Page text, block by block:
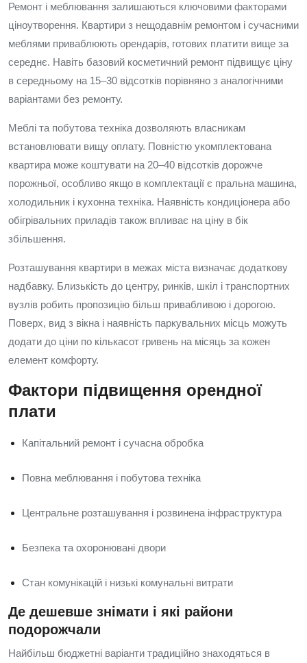
Ремонт і меблювання залишаються ключовими факторами
ціноутворення. Квартири з нещодавнім ремонтом і сучасними
меблями приваблюють орендарів, готових платити вище за
середнє. Навіть базовий косметичний ремонт підвищує ціну
в середньому на 15–30 відсотків порівняно з аналогічними
варіантами без ремонту.
Меблі та побутова техніка дозволяють власникам
встановлювати вищу оплату. Повністю укомплектована
квартира може коштувати на 20–40 відсотків дорожче
порожньої, особливо якщо в комплектації є пральна машина,
холодильник і кухонна техніка. Наявність кондиціонера або
обігрівальних приладів також впливає на ціну в бік
збільшення.
Розташування квартири в межах міста визначає додаткову
надбавку. Близькість до центру, ринків, шкіл і транспортних
вузлів робить пропозицію більш привабливою і дорогою.
Поверх, вид з вікна і наявність паркувальних місць можуть
додати до ціни по кількасот гривень на місяць за кожен
елемент комфорту.
Фактори підвищення орендної
плати
Капітальний ремонт і сучасна обробка
Повна меблювання і побутова техніка
Центральне розташування і розвинена інфраструктура
Безпека та охоронювані двори
Стан комунікацій і низькі комунальні витрати
Де дешевше знімати і які райони
подорожчали
Найбільш бюджетні варіанти традиційно знаходяться в